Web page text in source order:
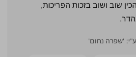
שוב ושוב בזכות הפריכות,
'שפרה נחום'